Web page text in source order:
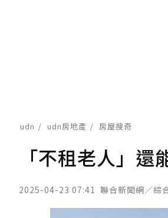
udn udn房地產 房屋搜奇
「不租老人」
2025-04-23 07:41 聯合新聞網／綜